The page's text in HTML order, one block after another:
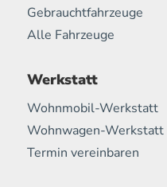
Gebrauchtfahrzeuge
Alle Fahrzeuge
Werkstatt
Wohnmobil-Werkstatt
Wohnwagen-Werkstatt
Termin vereinbaren